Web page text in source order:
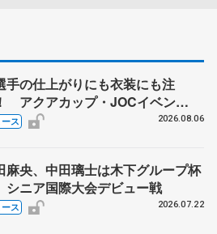
手の仕上がりにも衣装にも注
アクアカップ・JOCイベン
ポッドキャスト#76を配信
ス 2026.08.06
麻央、中田璃士は木下グループ杯
ニア国際大会デビュー戦
ス 2026.07.22